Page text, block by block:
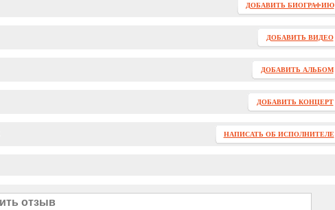
ДОБАВИТЬ БИОГРАФИЮ
ДОБАВИТЬ ВИДЕО
ДОБАВИТЬ АЛЬБОМ
ДОБАВИТЬ КОНЦЕРТ
НАПИСАТЬ ОБ ИСПОЛНИТЕЛЕ